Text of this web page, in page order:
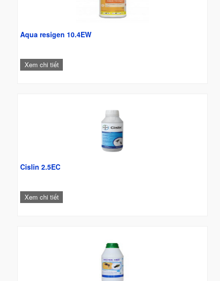
Aqua resigen 10.4EW
Xem chi tiết
Cislin 2.5EC
Xem chi tiết